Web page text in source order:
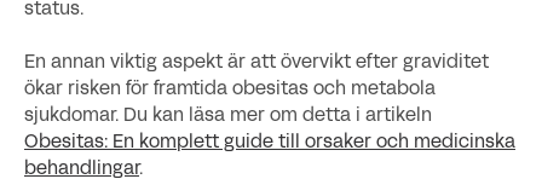
status.
En annan viktig aspekt är att övervikt efter graviditet
ökar risken för framtida obesitas och metabola
sjukdomar. Du kan läsa mer om detta i artikeln
Obesitas: En komplett guide till orsaker och medicinska
behandlingar.